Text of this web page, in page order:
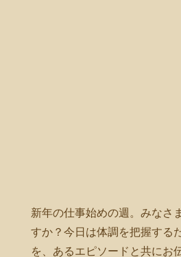
新年の仕事始めの週。みなさ
すか？今日は体調を把握する
を、あるエピソードと共にお